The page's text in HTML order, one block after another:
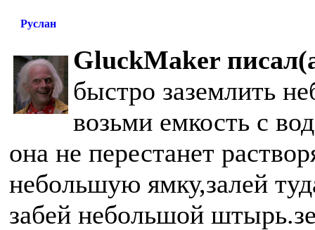
Руслан
GluckMaker
быстро заземлить
возьми емкость с
она не перестанет
небольшую ямку,залей
забей небольшой